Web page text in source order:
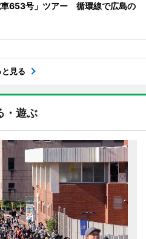
車653号」ツアー 循環線で広島の
と見る
・遊ぶ